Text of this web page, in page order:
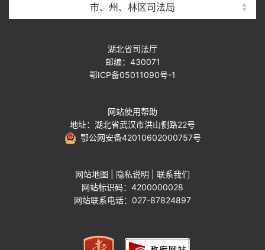
市、州、林区司法局
湖北省司法厅
邮编：430071
鄂ICP备05011090号-1
网站使用帮助
地址：湖北省武汉市洪山侧路22号
鄂公网安备42010602000757号
网站地图 隐私说明
联系我们
网站标识码：4200000028
网站联系电话：027-87824897